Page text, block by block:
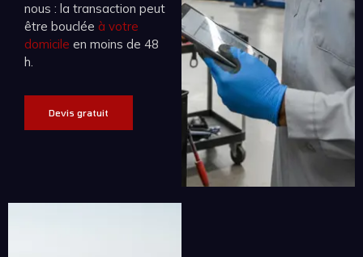
nous : la transaction peut
être bouclée à votre
domicile en moins de 48
h.
Devis gratuit